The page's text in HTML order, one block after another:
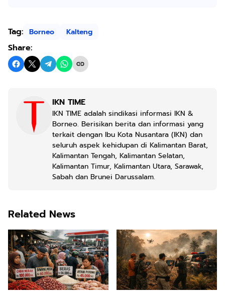
Tag: Borneo Kalteng
Share:
IKN TIME
IKN TIME adalah sindikasi informasi IKN &
Borneo. Berisikan berita dan informasi yang
terkait dengan Ibu Kota Nusantara (IKN) dan
seluruh aspek kehidupan di Kalimantan Barat,
Kalimantan Tengah, Kalimantan Selatan,
Kalimantan Timur, Kalimantan Utara, Sarawak,
Sabah dan Brunei Darussalam.
Related News